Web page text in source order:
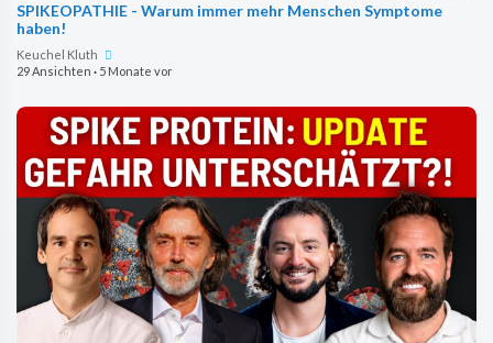
SPIKEOPATHIE - Warum immer mehr Menschen Symptome
haben!
Keuchel Kluth
29 Ansichten · 5 Monate vor